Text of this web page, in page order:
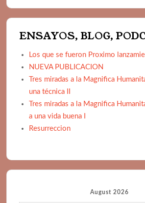
ENSAYOS, BLOG,
Los que se fueron Proximo
NUEVA PUBLICACION
Tres miradas a la Magnifica
una técnica II
Tres miradas a la Magnifica
a una vida buena I
Resurreccion
August 2026